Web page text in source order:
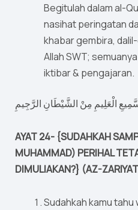
Begitulah dalam al-
nasihat peringatan
khabar gembira,
Allah SWT;
iktibar & pengajaran.
الْعَلِيمِ مِنْ الشَّيْطَانِ الرَّجِيمِ
AYAT 24- {SUDAHKAH
MUHAMMAD) PERIHAL
DIMULIAKAN?} (AZ-
Sudahkah kamu tahu